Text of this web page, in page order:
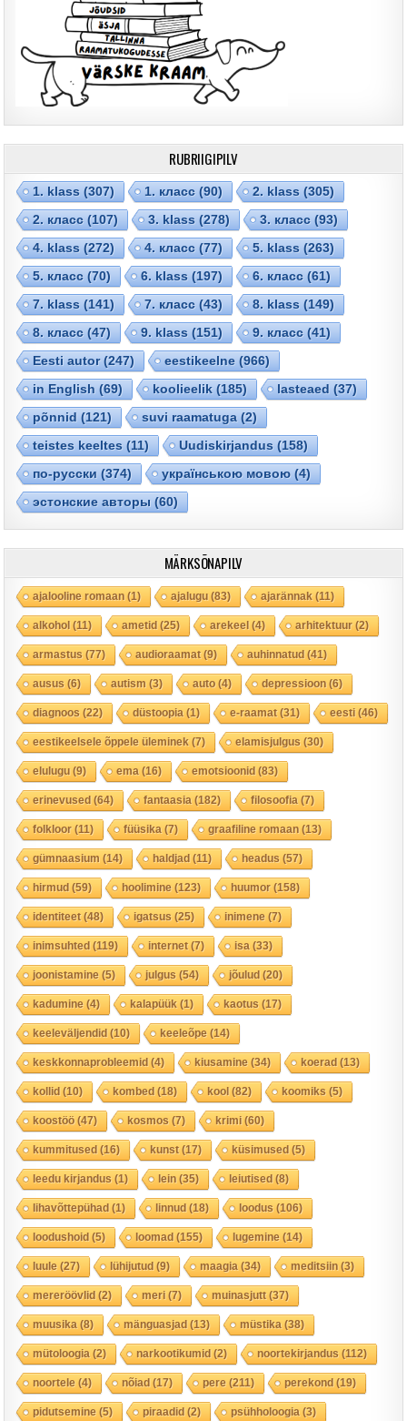
RUBRIIGIPILV
1. klass (307) 1. класс (90) 2. klass (305)
2. класс (107) 3. klass (278) 3. класс (93)
4. klass (272) 4. класс (77) 5. klass (263)
5. класс (70) 6. klass (197) 6. класс (61)
7. klass (141) 7. класс (43) 8. klass (149)
8. класс (47) 9. klass (151) 9. класс (41)
Eesti autor(247) eestikeelne (966)
in English (69) koolieelik (185) lasteaed (37)
põnnid (121) suvi raamatuga (2)
teistes keeltes (11) Uudiskirjandus (158)
по-русски (374) українською мовою (4)
эстонские авторы (60)
MÄRKSÕNAPILV
ajalooline romaan(1) ajalugu(83) ajarännak (11)
alkohol(11) ametid(25) arekeel(4) arhitektuur(2)
armastus (77) audioraamat(9) auhinnatud(41)
ausus (6) autism (3) auto(4) depressioon(6)
diagnoos (22) düstoopia (1) e-raamat(31) eesti(46)
eestikeelsele õppele üleminek (7) elamisjulgus (30)
elulugu(9) ema (16) emotsioonid(83)
erinevused(64) fantaasia (182) filosoofia (7)
folkloor(11) füüsika (7) graafiline romaan(13)
gümnaasium (14) haldjad(11) headus (57)
hirmud(59) hoolimine (123) huumor(158)
identiteet(48) igatsus (25) inimene (7)
inimsuhted(119) internet(7) isa (33)
joonistamine (5) julgus (54) jõulud(20)
kadumine (4) kalapüük (1) kaotus (17)
keeleväljendid(10) keeleõpe (14)
keskkonnaprobleemid(4) kiusamine (34) koerad(13)
kollid(10) kombed(18) kool(82) koomiks (5)
koostöö(47) kosmos (7) krimi(60)
kummitused(16) kunst(17) küsimused(5)
leedu kirjandus (1) lein(35) leiutised(8)
lihavõttepühad(1) linnud(18) loodus (106)
loodushoid(5) loomad(155) lugemine (14)
luule (27) lühijutud(9) maagia (34) meditsiin(3)
mereröövlid(2) meri(7) muinasjutt(37)
muusika (8) mänguasjad(13) müstika (38)
mütoloogia (2) narkootikumid(2) noortekirjandus (112)
noortele (4) nõiad(17) pere (211) perekond(19)
pidutsemine (5) piraadid(2) psühholoogia (3)